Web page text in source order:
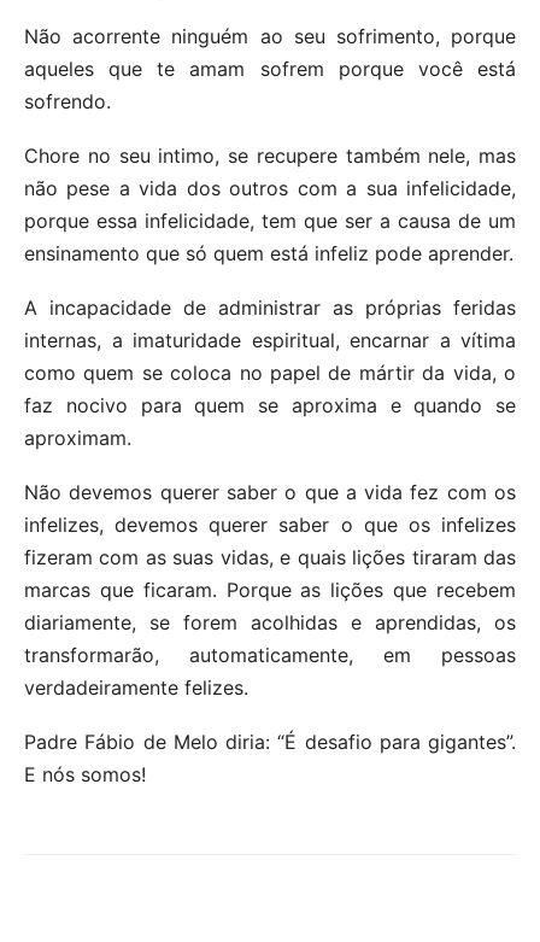
Não acorrente ninguém ao seu sofrimento, porque
aqueles que te amam sofrem porque você está
sofrendo.
Chore no seu intimo, se recupere também nele, mas
não pese a vida dos outros com a sua infelicidade,
porque essa infelicidade, tem que ser a causa de um
ensinamento que só quem está infeliz pode aprender.
A incapacidade de administrar as próprias feridas
internas, a imaturidade espiritual, encarnar a vítima
como quem se coloca no papel de mártir da vida, o
faz nocivo para quem se aproxima e quando se
aproximam.
Não devemos querer saber o que a vida fez com os
infelizes, devemos querer saber o que os infelizes
fizeram com as suas vidas, e quais lições tiraram das
marcas que ficaram. Porque as lições que recebem
diariamente, se forem acolhidas e aprendidas, os
transformarão, automaticamente, em pessoas
verdadeiramente felizes.
Padre Fábio de Melo diria: “É desafio para gigantes”.
E nós somos!